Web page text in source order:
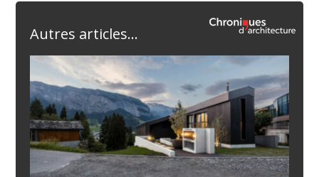
Autres articles...